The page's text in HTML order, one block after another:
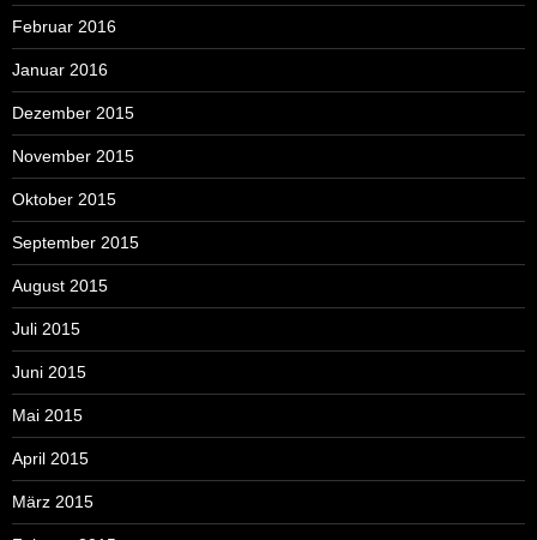
Februar 2016
Januar 2016
Dezember 2015
November 2015
Oktober 2015
September 2015
August 2015
Juli 2015
Juni 2015
Mai 2015
April 2015
März 2015